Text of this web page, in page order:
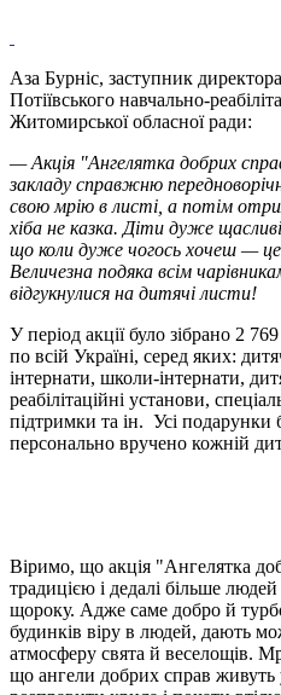
Аза Бурніс, заступник
Потіївського навчально-
Житомирської обласної ради:
— Акція "Ангелятка добрих
закладу справжню
свою мрію в листі, а потім
хіба не казка. Діти дуже
що коли дуже чогось хочеш — це
Величезна подяка всім
відгукнулися на дитячі листи!
У період акції було зібрано 2
по всій Україні, серед яких:
інтернати, школи-інтернати,
реабілітаційні установи,
підтримки та ін. Усі подарунки
персонально вручено кожній
Віримо, що акція "Ангелятка
традицією і дедалі більше
щороку. Адже саме добро й
будинків віру в людей, дають
атмосферу свята й веселощів.
що ангели добрих справ